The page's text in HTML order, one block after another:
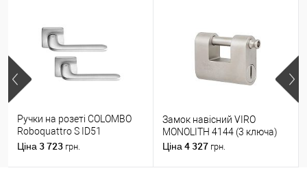
Ручки на розеті COLOMBO
Roboquattro S ID51
(PT19BZG-PT13) матовий
Ціна 3 723 грн.
Замок навісний VIRO
MONOLITH 4144 (3 ключа)
Ціна 4 327 грн.